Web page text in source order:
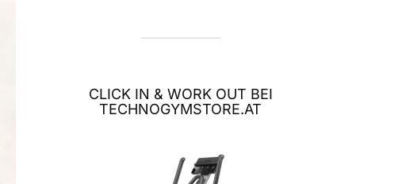
CLICK IN & WORK OUT BEI
TECHNOGYMSTORE.AT